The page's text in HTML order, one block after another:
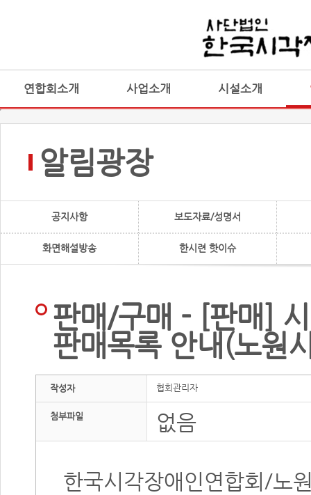
연합회소개 사업소개 시설소개
알림광장
공지사항 보도자료/성명서
화면해설방송 한시련 핫이슈
판매/구매 - [판매]
판매목록 안내(노원
작성자 협회관리자
첨부파일 없음
한국시각장애인연합회/노